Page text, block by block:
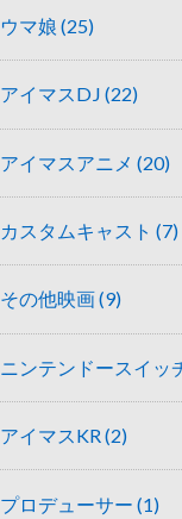
ウマ娘 (25)
アイマスDJ (22)
アイマスアニメ (20)
カスタムキャスト (7)
その他映画(9)
ニンテンドースイッ
アイマスKR(2)
プロデューサー (1)